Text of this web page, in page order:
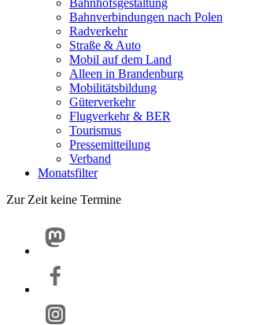
Bahnhofsgestaltung
Bahnverbindungen nach Polen
Radverkehr
Straße & Auto
Mobil auf dem Land
Alleen in Brandenburg
Mobilitätsbildung
Güterverkehr
Flugverkehr & BER
Tourismus
Pressemitteilung
Verband
Monatsfilter
Zur Zeit keine Termine